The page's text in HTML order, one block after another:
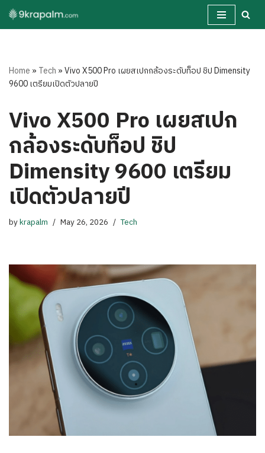
Skip
Home » Tech »Vivo X500 Pro เผยสเปกกล้องระดับท็อป ชิป Dimensity
9600 เตรียมเปิดตัวปลายปี
Vivo X500 Pro เผยสเปก
กล้องระดับท็อป ชิป
Dimensity 9600 เตรียม
เปิดตัวปลายปี
bykrapalm May 26, 2026 Tech